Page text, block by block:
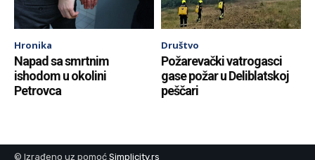
Hronika
Napad sa smrtnim
ishodom u okolini
Petrovca
Društvo
Požarevački vatrogasci
gase požar u Deliblatskoj
peščari
© Izrađeno uz pomoć Simplicity.rs